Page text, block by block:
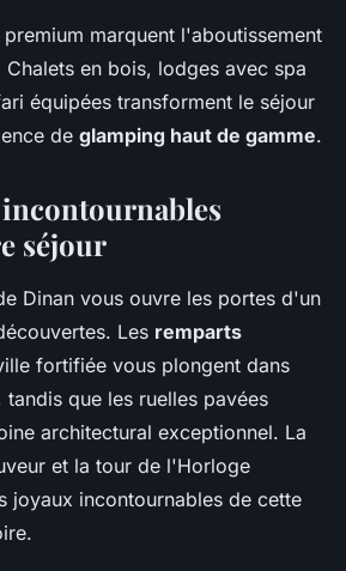
marquent l'aboutissement
en bois, lodges avec spa
équipées transforment le séjour
de glamping haut de gamme.
séjour
Dinan vous ouvre les portes d'un
Les remparts
fortifiée vous plongent dans
que les ruelles pavées
architectural exceptionnel. La
et la tour de l'Horloge
joyaux incontournables de cette